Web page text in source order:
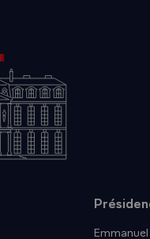
le problème social,
comme essentielle.
- encore que là des
des institutions.
parlements
y aura de sérieux
propos des chefs de
et d'essayer de les
renforcée.